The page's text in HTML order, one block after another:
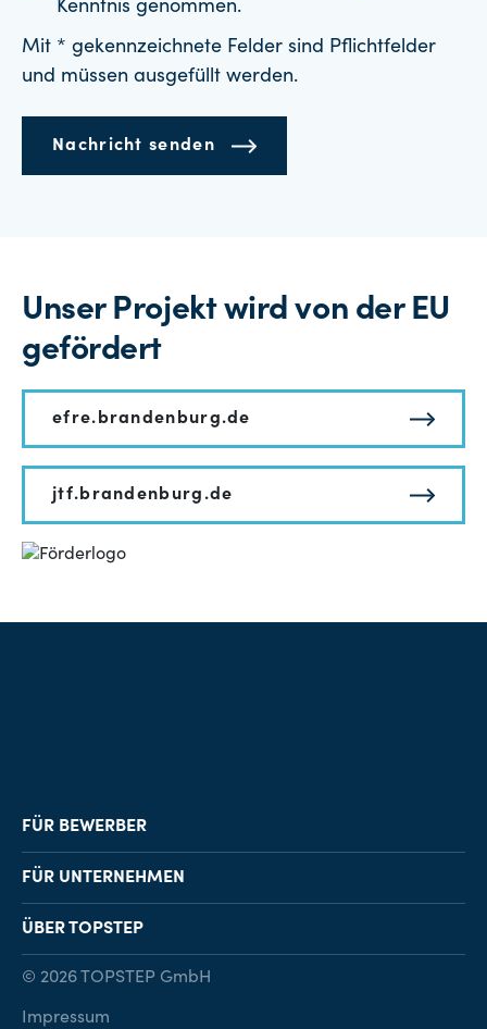
Kenntnis genommen.
Mit * gekennzeichnete Felder sind Pflichtfelder
und müssen ausgefüllt werden.
Nachricht senden
Unser Projekt wird von der EU
gefördert
efre.brandenburg.de
jtf.brandenburg.de
FÜR BEWERBER
Job-Finder
Karriereberatung
FÜR UNTERNEHMEN
Personalvermittlung
Personalsuche
ÜBER TOPSTEP
© 2026 TOPSTEP GmbH
Impressum